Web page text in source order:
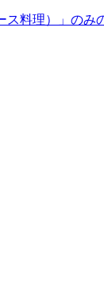
ス料理）」のみ